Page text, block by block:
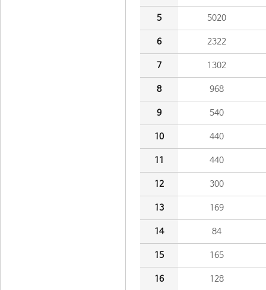
5 5020
6 2322
7 1302
8 968
9 540
10 440
11 440
12 300
13 169
14 84
15 165
16 128